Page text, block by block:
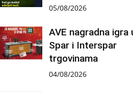
05/08/2026
AVE nagradna igra
Spar i Interspar
trgovinama
04/08/2026